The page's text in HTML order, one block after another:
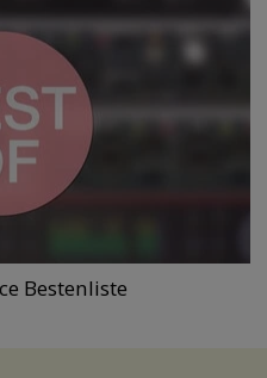
Bestenliste